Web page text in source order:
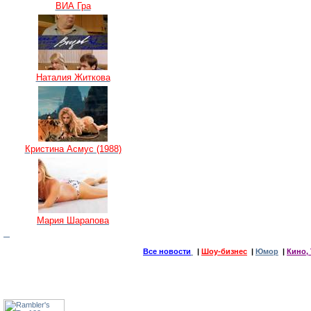
ВИА Гра
Наталия Житкова
Кристина Асмус (1988)
Мария Шарапова
Все новости Шоу-бизнес Юмор Кино,